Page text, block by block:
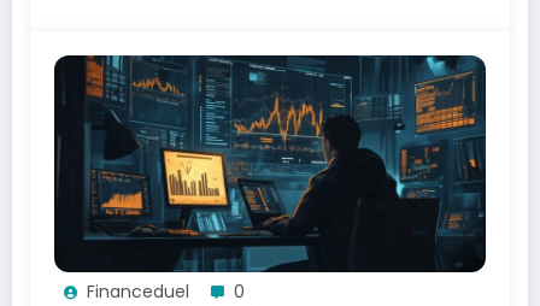
Financeduel 0